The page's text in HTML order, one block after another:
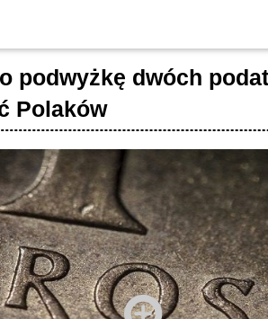
podwyżkę dwóch
Polaków